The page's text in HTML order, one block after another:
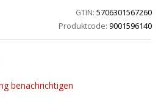
GTIN: 5706301567260
Produktcode: 9001596140
benachrichtigen